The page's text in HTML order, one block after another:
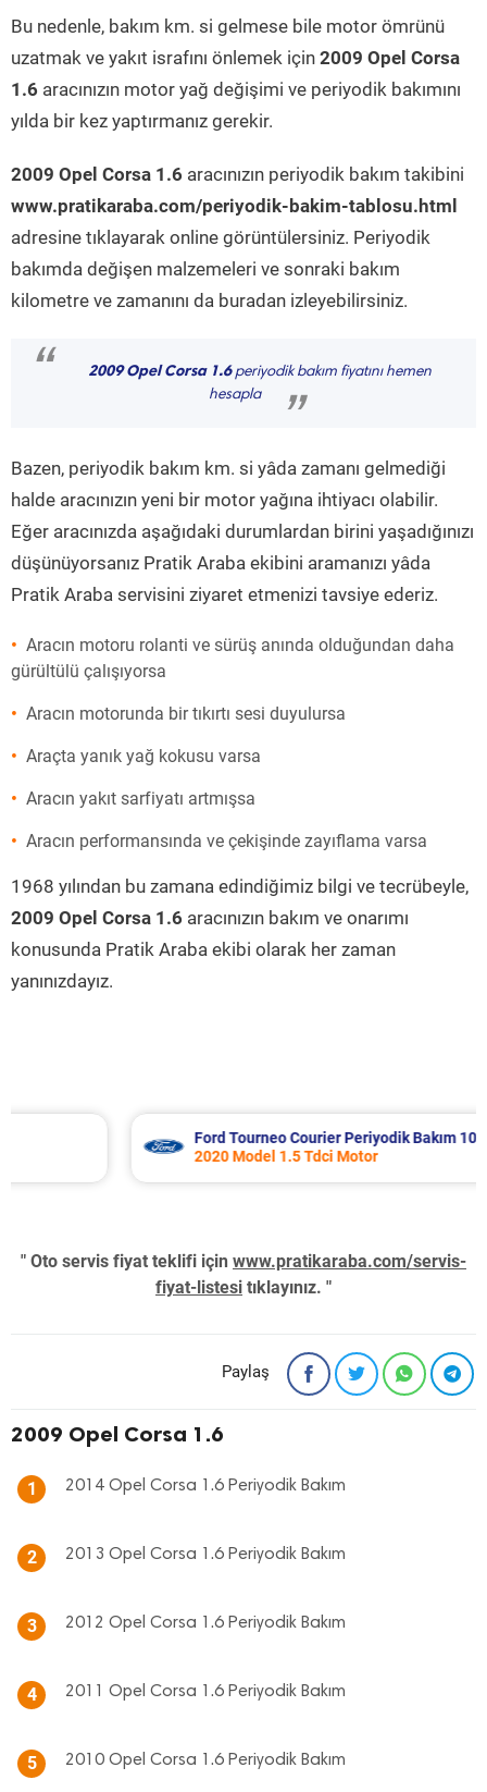
Bu nedenle, bakım km. si gelmese bile motor ömrünü
uzatmak ve yakıt israfını önlemek için 2009 Opel Corsa
1.6 aracınızın motor yağ değişimi ve periyodik bakımını
yılda bir kez yaptırmanız gerekir.
2009 Opel Corsa 1.6 aracınızın periyodik bakım takibini
www.pratikaraba.com/periyodik-bakim-tablosu.html
adresine tıklayarak online görüntülersiniz. Periyodik
bakımda değişen malzemeleri ve sonraki bakım
kilometre ve zamanını da buradan izleyebilirsiniz.
“ 2009 Opel Corsa 1.6periyodik bakım fiyatını hemen
hesapla
”
Bazen, periyodik bakım km. si yâda zamanı gelmediği
halde aracınızın yeni bir motor yağına ihtiyacı olabilir.
Eğer aracınızda aşağıdaki durumlardan birini yaşadığınızı
düşünüyorsanız Pratik Araba ekibini aramanızı yâda
Pratik Araba servisini ziyaret etmenizi tavsiye ederiz.
Aracın motoru rolanti ve sürüş anında olduğundan daha
gürültülü çalışıyorsa
Aracın motorunda bir tıkırtı sesi duyulursa
Araçta yanık yağ kokusu varsa
Aracın yakıt sarfiyatı artmışsa
Aracın performansında ve çekişinde zayıflama varsa
1968 yılından bu zamana edindiğimiz bilgi ve tecrübeyle,
2009 Opel Corsa 1.6 aracınızın bakım ve onarımı
konusunda Pratik Araba ekibi olarak her zaman
yanınızdayız.
Ford Tourneo Courier Periyodik Bakım 10.485 TL
2020 Model 1.5 Tdci Motor
" Oto servis fiyat teklifi için www.pratikaraba.com/servis-
fiyat-listesi tıklayınız. "
Paylaş
2009 Opel Corsa 1.6
1 2014 Opel Corsa 1.6 Periyodik Bakım
2 2013 Opel Corsa 1.6 Periyodik Bakım
3 2012 Opel Corsa 1.6 Periyodik Bakım
4 2011 Opel Corsa 1.6 Periyodik Bakım
5 2010 Opel Corsa 1.6 Periyodik Bakım